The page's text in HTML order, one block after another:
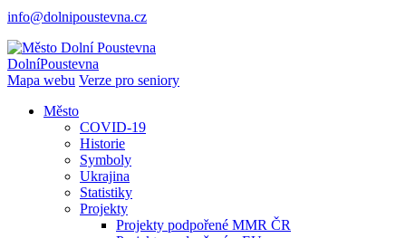
info@dolnipoustevna.cz
DolníPoustevna
Mapa webu Verze pro seniory
Město
COVID-19
Historie
Symboly
Ukrajina
Statistiky
Projekty
Projekty podpořené MMR ČR